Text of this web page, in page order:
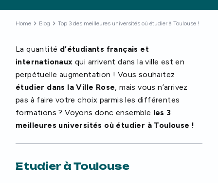
Home Blog Top 3 des meilleures universités où étudier à Toulouse !
La quantité d’étudiants français et
internationaux qui arrivent dans la ville est en
perpétuelle augmentation ! Vous souhaitez
étudier dans la Ville Rose, mais vous n’arrivez
pas à faire votre choix parmis les différentes
formations ? Voyons donc ensemble les 3
meilleures universités où étudier à Toulouse !
Etudier à Toulouse